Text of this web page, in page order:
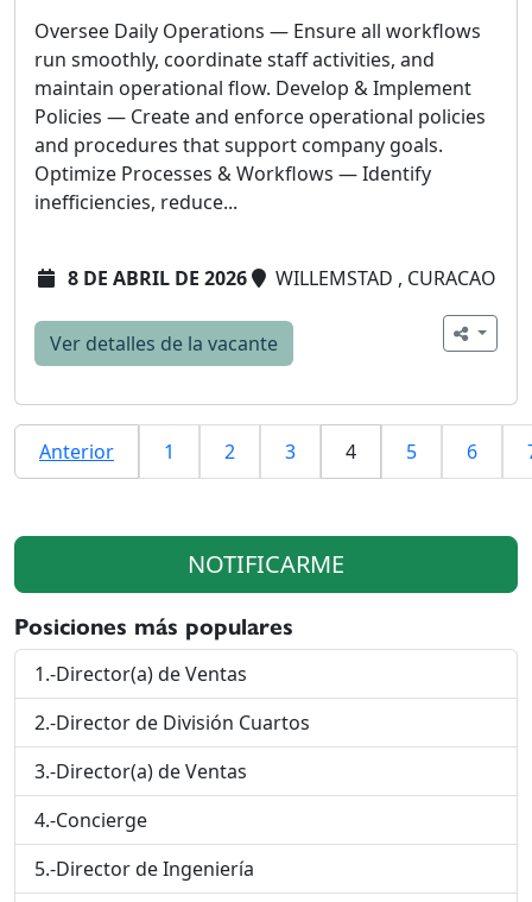
Oversee Daily Operations — Ensure all workflows
run smoothly, coordinate staff activities, and
maintain operational flow. Develop & Implement
Policies — Create and enforce operational policies
and procedures that support company goals.
Optimize Processes & Workflows — Identify
inefficiencies, reduce...
8 DE ABRIL DE 2026 WILLEMSTAD , CURACAO
Ver detalles de la vacante
Anterior 1 2 3 4 5 6
NOTIFICARME
Posiciones más populares
1.-Director(a) de Ventas
2.-Director de División Cuartos
3.-Director(a) de Ventas
4.-Concierge
5.-Director de Ingeniería